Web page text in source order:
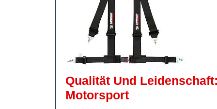
Qualität Und
MotorsportQualität